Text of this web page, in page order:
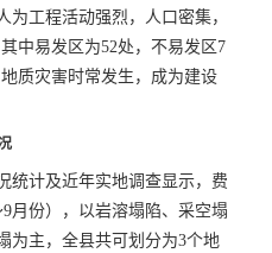
为工程活动强烈，人口密集，
中易发区为52处，不易发区7
质灾害时常发生，成为建设
统计及近年实地调查显示，费
月份），以岩溶塌陷、采空塌
为主，全县共可划分为3个地